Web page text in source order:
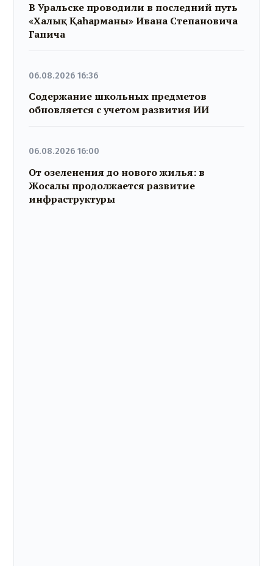
В Уральске проводили в последний путь
«Халық Қаһарманы» Ивана Степановича
Гапича
06.08.2026 16:36
Содержание школьных предметов
обновляется с учетом развития ИИ
06.08.2026 16:00
От озеленения до нового жилья: в
Жосалы продолжается развитие
инфраструктуры